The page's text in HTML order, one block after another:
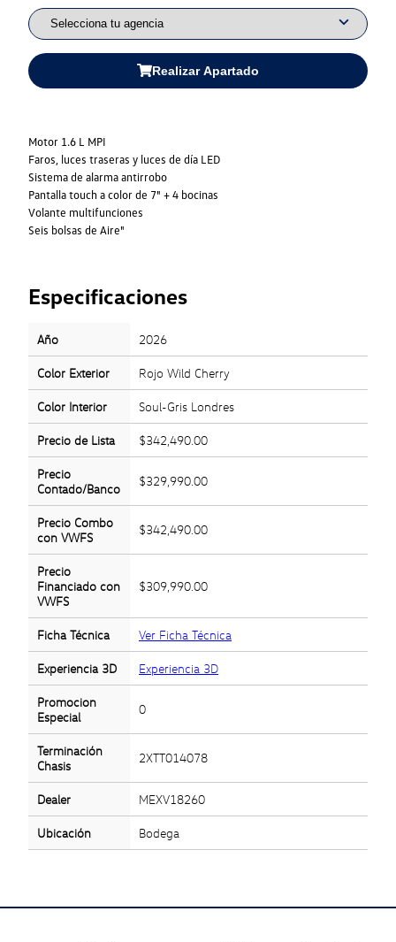
Realizar Apartado
Motor 1.6 L MPI
Faros, luces traseras y luces de día LED
Sistema de alarma antirrobo
Pantalla touch a color de 7" + 4 bocinas
Volante multifunciones
Seis bolsas de Aire"
Especificaciones
Año 2026
Color Exterior Rojo Wild Cherry
Color Interior Soul-Gris Londres
Precio de Lista $342,490.00
Precio
Contado/Banco
$329,990.00
Precio Combo
con VWFS
$342,490.00
Precio
Financiado con
VWFS
$309,990.00
Ficha Técnica Ver Ficha Técnica
Experiencia 3D Experiencia 3D
Promocion
Especial
0
Terminación
Chasis
2XTT014078
Dealer MEXV18260
Ubicación Bodega